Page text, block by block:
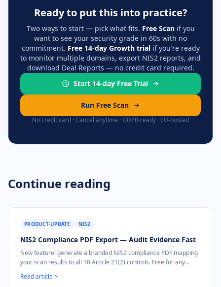
Ready to put this into practice?
Two ways to start — pick what fits. Free Scanif you
want to see your security grade in 60s with no
commitment. Free 14-day Growth trialif you're ready
to monitor multiple domains, export NIS2 reports, and
download Deal Reports — no credit card required.
Start 14-day Free Trial
Run Free Scan
No credit card · Cancel anytime · GDPR-ready · EU-hosted
Continue reading
PRODUCT-UPDATE NIS2
NIS2 Compliance PDF Export — Audit Evidence Fast
New feature: generate a branded NIS2 compliance PDF mapping
your scan results to all 10 Article 21(2) controls. Free for any
Read article